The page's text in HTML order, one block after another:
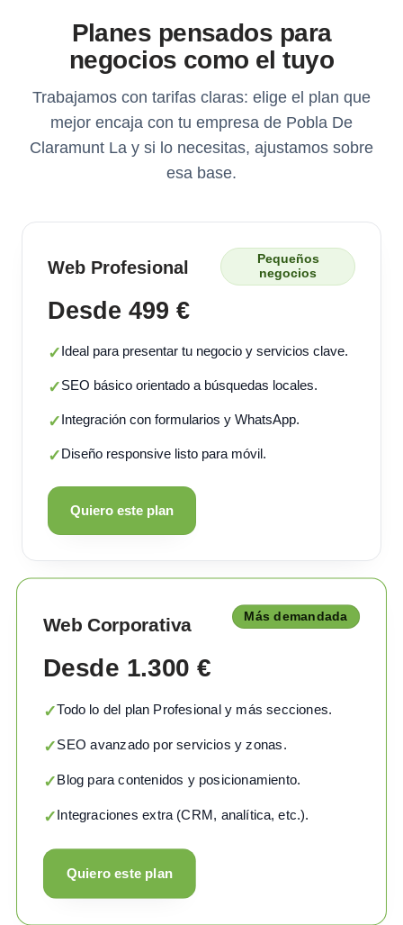
Planes pensados para
negocios como el tuyo
Trabajamos con tarifas claras: elige el plan que
mejor encaja con tu empresa de Pobla De
Claramunt La y si lo necesitas, ajustamos sobre
esa base.
Web Profesional
Pequeños
negocios
Desde 499 €
✓Ideal para presentar tu negocio y servicios clave.
✓SEO básico orientado a búsquedas locales.
✓Integración con formularios y WhatsApp.
✓Diseño responsive listo para móvil.
Quiero este plan
Web Corporativa Más demandada
Desde 1.300 €
✓Todo lo del plan Profesional y más secciones.
✓SEO avanzado por servicios y zonas.
✓Blog para contenidos y posicionamiento.
✓Integraciones extra (CRM, analítica, etc.).
Quiero este plan